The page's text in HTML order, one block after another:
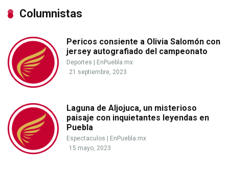
Columnistas
Pericos consiente a Olivia Salomón con
jersey autografiado del campeonato
Deportes
EnPuebla.mx
21 septiembre, 2023
Laguna de Aljojuca, un misterioso
paisaje con inquietantes leyendas en
Puebla
Espectaculos
EnPuebla.mx
15 mayo, 2023